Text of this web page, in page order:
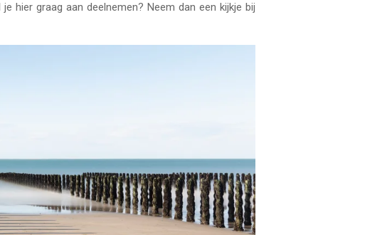
hier graag aan deelnemen? Neem dan een kijkje bij